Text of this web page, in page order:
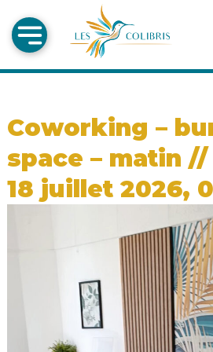
Coworking –
space – matin
18 juillet 2026,